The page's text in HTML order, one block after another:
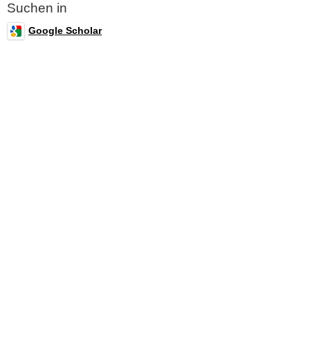
Suchen in
Google Scholar